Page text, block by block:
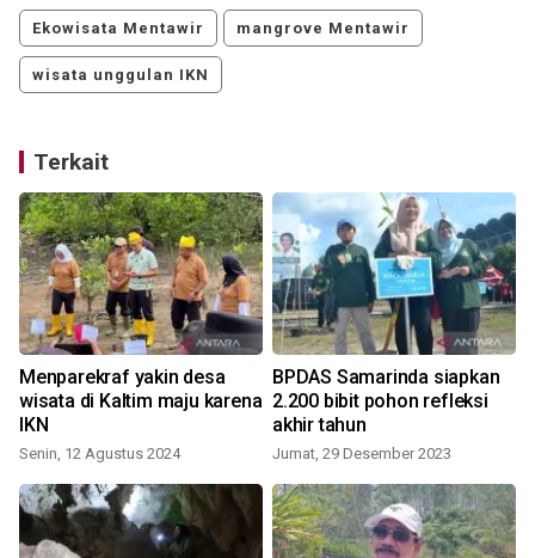
Ekowisata Mentawir mangrove Mentawir
wisata unggulan IKN
Terkait
Menparekraf yakin desa
wisata di Kaltim maju karena
IKN
Senin, 12 Agustus 2024
BPDAS Samarinda siapkan
2.200 bibit pohon refleksi
akhir tahun
Jumat, 29 Desember 2023